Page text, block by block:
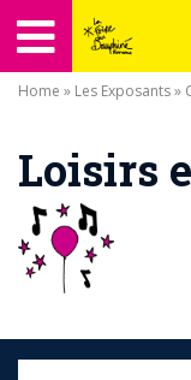
Home » Les Exposants»
Loisirs